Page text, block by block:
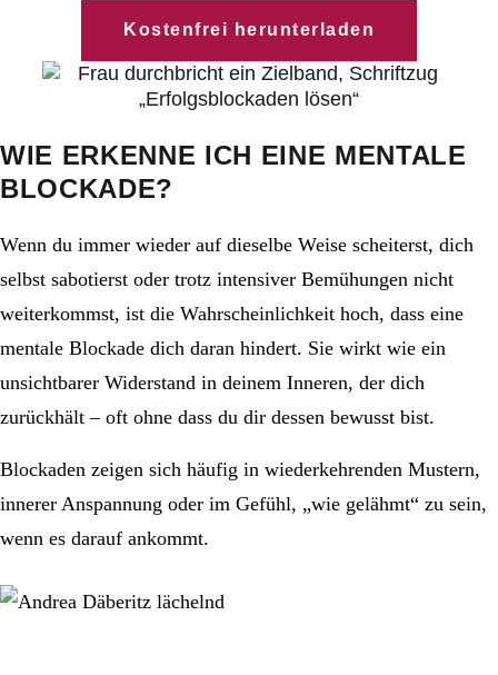
Kostenfrei herunterladen
WIE ERKENNE ICH EINE MENTALE
BLOCKADE?
Wenn du immer wieder auf dieselbe Weise scheiterst, dich
selbst sabotierst oder trotz intensiver Bemühungen nicht
weiterkommst, ist die Wahrscheinlichkeit hoch, dass eine
mentale Blockade dich daran hindert. Sie wirkt wie ein
unsichtbarer Widerstand in deinem Inneren, der dich
zurückhält – oft ohne dass du dir dessen bewusst bist.
Blockaden zeigen sich häufig in wiederkehrenden Mustern,
innerer Anspannung oder im Gefühl, „wie gelähmt“ zu sein,
wenn es darauf ankommt.